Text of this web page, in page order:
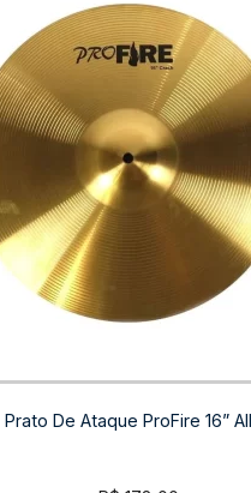
Prato De Ataque ProFire 16”